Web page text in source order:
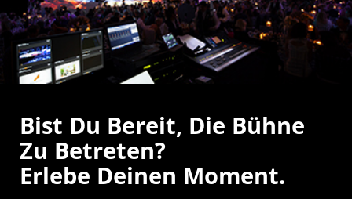
Bist Du Bereit, Die Bühne
Zu Betreten?
Erlebe Deinen Moment.